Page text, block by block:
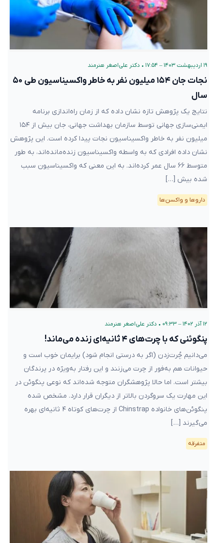
۱۹ اردیبهشت ۱۴۰۳ – ۱۷:۵۴ • دکتر علی‌اصغر هنرمند
نجات جان ۱۵۴ میلیون نفر به خاطر واکسیناسیون طی ۵۰
سال
نتایج یک پژوهش تازه نشان داده که از زمان راه‌اندازی برنامه
ایمنی‌سازی جهانی توسط سازمان بهداشت جهانی، جان بیش از ۱۵۴
میلیون نفر به خاطر واکسیناسیون نجات پیدا کرده است. این پژوهش
نشان داده افرادی که به واسطه واکسیناسیون زنده‌مانده‌اند، به طور
متوسط ۶۶ سال عمر کرده‌اند. به این معنی که واکسیناسیون سبب
شده بیش […]
دارو‌ها و واکسن‌ها
۱۲ آذر ۱۴۰۲ – ۰۹:۳۳ • دکتر علی‌اصغر هنرمند
پنگوئنی که با چرت‌های ۴ ثانیه‌ای زنده می‌ماند!
می‌دانیم چُرت‌زدن (اگر به درستی انجام شود) برایمان خوب است و
حیوانات هم به‌فور از چرت‌ می‌زنند و این رفتار به‌ویژه در پرندگان
بیشتر است. اما حالا پژوهشگران متوجه شده‌اند که نوعی پنگوئن در
این مهارت یک سروگردن بالاتر از دیگران قرار دارد. مشخص شده
پنگوئن‌های خانواده Chinstrap از چرت‌های کوتاه ۴ ثانیه‌ای بهره
می‌گیرند […]
متفرقه